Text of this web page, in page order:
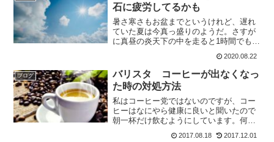
石に疲労してるかも
暑さ寒さもお盆までというけれど、遅れ
ていた夏は今真っ盛りのようだ。さすが
に真昼の炎天下の中を走ると1時間でも疲
れてしまうみたい。手元のメーターの気
温は41℃。これは流石に暑かった。走っ
ている場所が標高200mはあるはずだか
ら、下界よりは涼し...
2020.08.22
ブログ
バリスタ コーヒーが出なくなっ
た時の対処方法
私はコーヒー党ではないのですが、コー
ヒーはなにやら健康に良いと聞いたので
朝一杯だけ飲むようにしています。何故1
杯だけかというと、子供のころから午後
からコーヒーを飲むと寝れなくなってい
2017.08.18 2017.12.01